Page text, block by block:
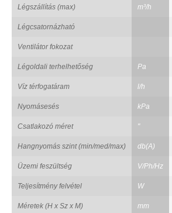
Légszállítás (max) m³/h
Légcsatornázható
Ventilátor fokozat
Légoldali terhelhetőség Pa
Víz térfogatáram l/h
Nyomásesés kPa
Csatlakozó méret "
Hangnyomás szint (min/med/max) db(A)
Üzemi feszültség V/Ph/Hz
Teljesítmény felvétel W
Méretek (H x Sz x M) mm